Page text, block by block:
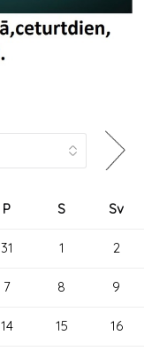
P S Sv
31 1 2
7 8 9
14 15 16